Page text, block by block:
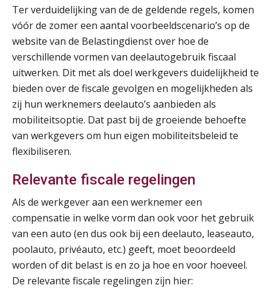
Ter verduidelijking van de de geldende regels, komen
vóór de zomer een aantal voorbeeldscenario’s op de
website van de Belastingdienst over hoe de
verschillende vormen van deelautogebruik fiscaal
uitwerken. Dit met als doel werkgevers duidelijkheid te
bieden over de fiscale gevolgen en mogelijkheden als
zij hun werknemers deelauto’s aanbieden als
mobiliteitsoptie. Dat past bij de groeiende behoefte
van werkgevers om hun eigen mobiliteitsbeleid te
flexibiliseren.
Relevante fiscale regelingen
Als de werkgever aan een werknemer een
compensatie in welke vorm dan ook voor het gebruik
van een auto (en dus ook bij een deelauto, leaseauto,
poolauto, privéauto, etc.) geeft, moet beoordeeld
worden of dit belast is en zo ja hoe en voor hoeveel.
De relevante fiscale regelingen zijn hier: